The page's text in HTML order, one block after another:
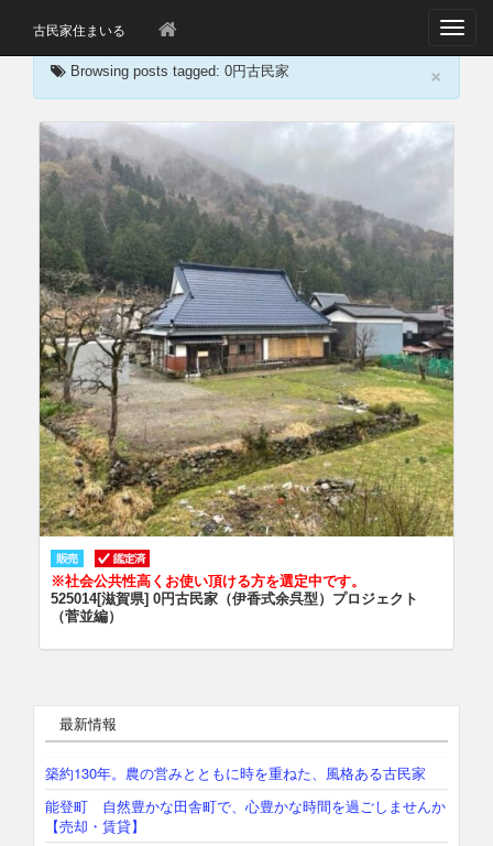
古民家住まいる
T
e
a
o
n
×
Browsing posts tagged: 0円古民家
※社会公共性高くお使い頂ける方を選定中です。
525014[滋賀県] 0円古民家（伊香式余呉型）プロジェクト
（菅並編）
最新情報
築約130年。農の営みとともに時を重ねた、風格ある古民家
能登町 自然豊かな田舎町で、心豊かな時間を過ごしませんか
【売却・賃貸】